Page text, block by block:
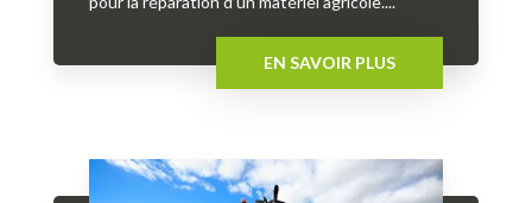
EN SAVOIR PLUS